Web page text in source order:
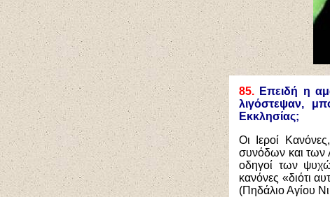
85. Επειδή η
λιγόστεψαν,
Εκκλησίας;
Οι Ιεροί
συνόδων και των
οδηγοί των
κανόνες «διότι
(Πηδάλιο Αγίου